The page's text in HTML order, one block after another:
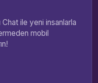
Chat ile yeni insanlarla
mobil